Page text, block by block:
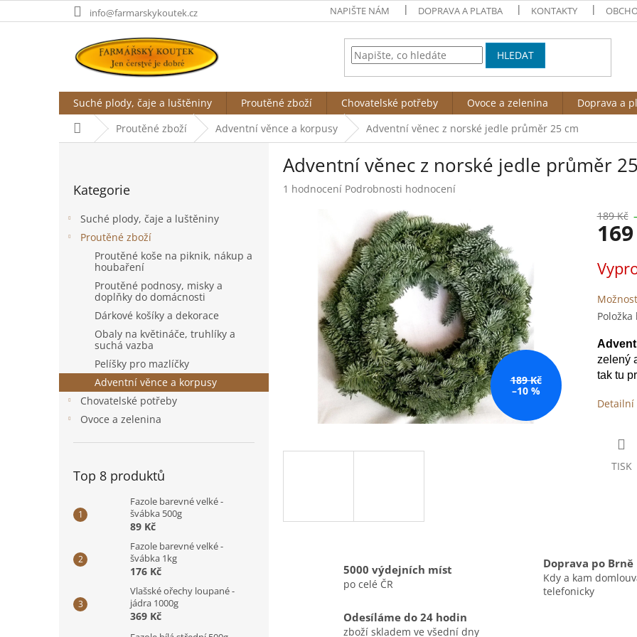
na
info@farmarskykoutek.cz NAPIŠTE NÁM DOPRAVA A PLATBA KONTAKTY
HLEDAT
Suché plody, čaje a luštěniny Proutěné zboží Chovatelské potřeby Ovoce a zelenina Doprava a
Domů Proutěné zboží Adventní věnce a korpusy Adventní věnec z norské jedle průměr 25 cm
kategorie
Kategorie
Suché plody, čaje a luštěniny
Proutěné zboží
Proutěné koše na piknik, nákup a
houbaření
Proutěné podnosy, misky a
doplňky do domácnosti
Dárkové košíky a dekorace
Obaly na květináče, truhlíky a
suchá vazba
Pelíšky pro mazlíčky
Adventní věnce a korpusy
Chovatelské potřeby
Ovoce a zelenina
Top 8 produktů
Fazole barevné velké -
švábka 500g
89 Kč
Fazole barevné velké -
švábka 1kg
176 Kč
Vlašské ořechy loupané -
jádra 1000g
369 Kč
Adventní věnec z norské jedle průměr
Průměrné
hvězdiček.
1 hodnocení Podrobnosti hodnocení
189 Kč
–10 %
189 Kč
cena:
zelený
tak tu
TISK
5000 výdejních míst
po celé ČR
Doprava po Brně
Kdy a kam
telefonicky
Odesíláme do 24 hodin
zboží skladem ve všední dny